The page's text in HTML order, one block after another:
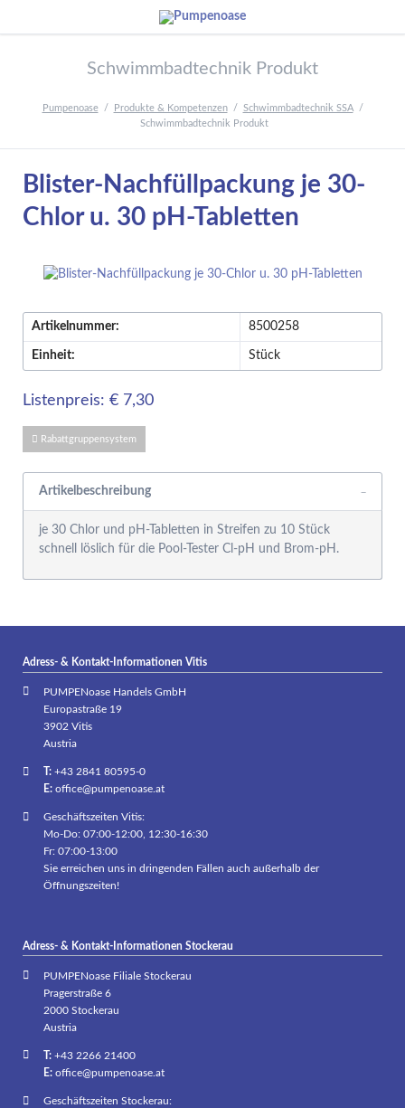
Schwimmbadtechnik Produkt
Pumpenoase Produkte & Kompetenzen
Schwimmbadtechnik SSA
Schwimmbadtechnik Produkt
Blister-Nachfüllpackung je 30-
Chlor u. 30 pH-Tabletten
Artikelnummer: 8500258
Einheit: Stück
Listenpreis: € 7,30
Rabattgruppensystem
Artikelbeschreibung
je 30 Chlor und pH-Tabletten in Streifen zu 10 Stück
schnell löslich für die Pool-Tester Cl-pH und Brom-pH.
Adress- & Kontakt-Informationen Vitis
PUMPENoase Handels GmbH
Europastraße 19
3902 Vitis
Austria
T:+43 2841 80595-0
E: office@pumpenoase.at
Geschäftszeiten Vitis:
Mo-Do: 07:00-12:00, 12:30-16:30
Fr: 07:00-13:00
Sie erreichen uns in dringenden Fällen auch außerhalb der
Öffnungszeiten!
Adress- & Kontakt-Informationen Stockerau
PUMPENoase Filiale Stockerau
Pragerstraße 6
2000 Stockerau
Austria
T:+43 2266 21400
E: office@pumpenoase.at
Geschäftszeiten Stockerau: